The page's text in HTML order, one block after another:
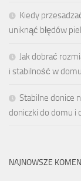
Kiedy
uniknąć błędów
Jak dobrać
i stabilność w domu
Stabilne donice
doniczki do domu i
NAJNOWSZE